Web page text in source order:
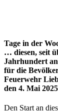
Tage in der
… diesen, seit
Jahrhundert
für die
Feuerwehr
den 4. Mai
Den Start an